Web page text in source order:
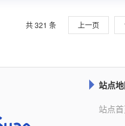
共321 条 上一页
 站点
站点